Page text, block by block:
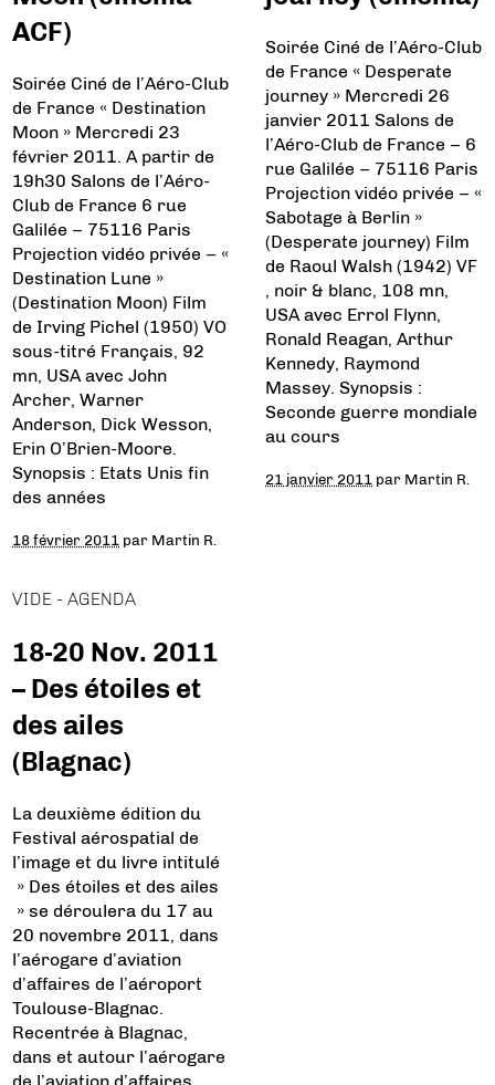
ACF)
Soirée Ciné de l’Aéro-Club
de France « Destination
Moon » Mercredi 23
février 2011. A partir de
19h30 Salons de l’Aéro-
Club de France 6 rue
Galilée – 75116 Paris
Projection vidéo privée – «
Destination Lune »
(Destination Moon) Film
de Irving Pichel (1950) VO
sous-titré Français, 92
mn, USA avec John
Archer, Warner
Anderson, Dick Wesson,
Erin O’Brien-Moore.
Synopsis : Etats Unis fin
des années
18 février 2011 par Martin R.
Soirée Ciné de l’Aéro-Club
de France « Desperate
journey » Mercredi 26
janvier 2011 Salons de
l’Aéro-Club de France – 6
rue Galilée – 75116 Paris
Projection vidéo privée – «
Sabotage à Berlin »
(Desperate journey) Film
de Raoul Walsh (1942) VF
, noir & blanc, 108 mn,
USA avec Errol Flynn,
Ronald Reagan, Arthur
Kennedy, Raymond
Massey. Synopsis :
Seconde guerre mondiale
au cours
21 janvier 2011 par Martin R.
VIDE - AGENDA
18-20 Nov. 2011
– Des étoiles et
des ailes
(Blagnac)
La deuxième édition du
Festival aérospatial de
l’image et du livre intitulé
» Des étoiles et des ailes
» se déroulera du 17 au
20 novembre 2011, dans
l’aérogare d’aviation
d’affaires de l’aéroport
Toulouse-Blagnac.
Recentrée à Blagnac,
dans et autour l’aérogare